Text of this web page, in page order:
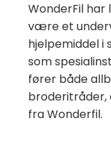
WonderFil
være et
hjelpemiddel i
som
fører både
broderitråder,
fra Wonderfil.